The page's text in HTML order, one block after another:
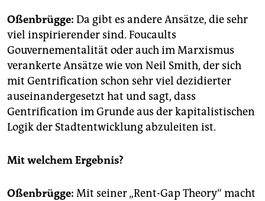
Oßenbrügge: Da gibt es andere Ansätze, die sehr
viel inspirierender sind. Foucaults
Gouvernementalität oder auch im Marxismus
verankerte Ansätze wie von Neil Smith, der sich
mit Gentrification schon sehr viel dezidierter
auseinandergesetzt hat und sagt, dass
Gentrification im Grunde aus der kapitalistischen
Logik der Stadtentwicklung abzuleiten ist.
Mit welchem Ergebnis?
Oßenbrügge: Mit seiner „Rent-Gap Theory“ macht